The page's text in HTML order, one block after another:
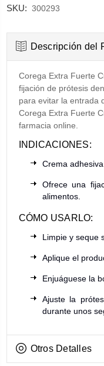
SKU: 300293
Descripción del
Corega Extra Fuerte
fijación de prótesis
para evitar la entrada
Corega Extra Fuerte
farmacia online.
INDICACIONES:
Crema
Ofrece una
alimentos.
CÓMO USARLO:
Limpie y seque
Aplique el
Enjuáguese la
Ajuste la
durante unos
Otros Detalles